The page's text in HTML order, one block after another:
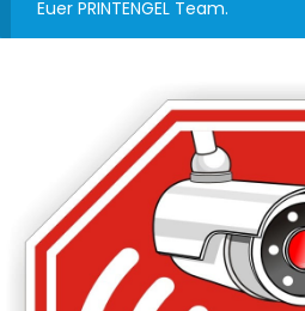
Euer PRINTENGEL Team.